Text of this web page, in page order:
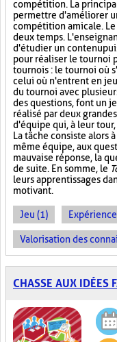
compétition. La
permettre d'améliorer
compétition amicale.
deux temps.
d'étudier un contenu
pour réaliser le tournoi
tournois : le tournoi où
celui où n'entrent en
du tournoi avec
des questions, font un
réalisé par deux
d'équipe qui, à leur
La tâche consiste alors
même équipe, aux
mauvaise réponse, la
de suite. En somme, le
leurs apprentissages
motivant.
Jeu (1)
Valorisation des
CHASSE AUX IDÉES